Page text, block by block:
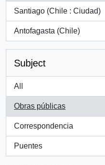
Santiago (Chile : Ciudad)
, 1 results
Antofagasta (Chile)
, 1 results
Subject
All
Obras públicas
, 2 results
Correspondencia
, 1 results
Puentes
, 1 results